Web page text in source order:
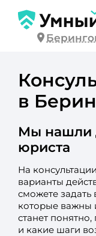
в
Мы нашли
юриста
На
варианты
сможете задать
которые важны
станет
и какие шаги